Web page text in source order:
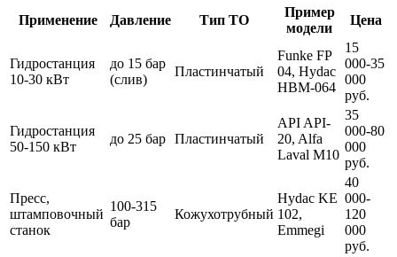
Применение Давление Тип ТО
Пример
модели
Цена
Гидростанция
10-30 кВт
до 15 бар
(слив)
Пластинчатый
Funke FP
04, Hydac
HBM-064
15
000-35
000
руб.
Гидростанция
50-150 кВт
до 25 бар Пластинчатый
API API-
20, Alfa
Laval M10
35
000-80
000
руб.
Пресс,
штамповочный
станок
100-315
бар
Кожухотрубный
Hydac KE
102,
Emmegi
40
000-
120
000
руб.